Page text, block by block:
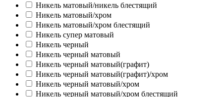
Никель матовый/никель блестящий
Никель матовый/хром
Никель матовый/хром блестящий
Никель супер матовый
Никель черный
Никель черный матовый
Никель черный матовый(графит)
Никель черный матовый(графит)/хром
Никель черный матовый/хром
Никель черный матовый/хром блестящий